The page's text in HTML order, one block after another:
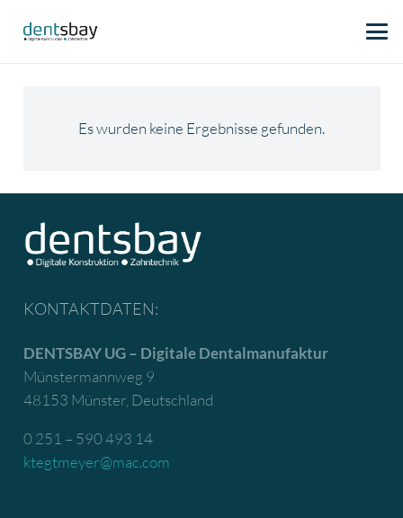
Es wurden keine Ergebnisse gefunden.
KONTAKTDATEN:
DENTSBAY UG – Digitale Dentalmanufaktur
Münstermannweg 9
48153 Münster, Deutschland
0 251 – 590 493 14
ktegtmeyer@mac.com